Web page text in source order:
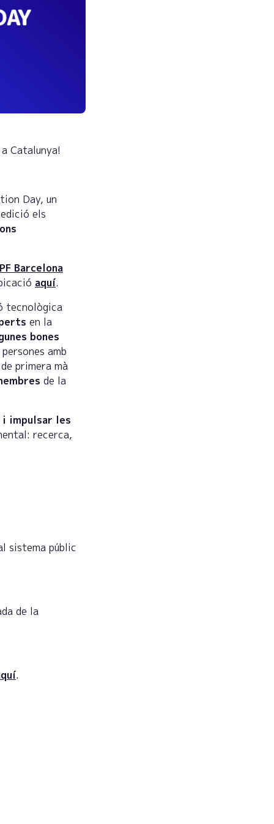
Catalunya!
Day, un
els
Barcelona
aquí.
tecnològica
en la
bones
amb
primera mà
de la
i impulsar les
recerca,
sistema públic
de la
.